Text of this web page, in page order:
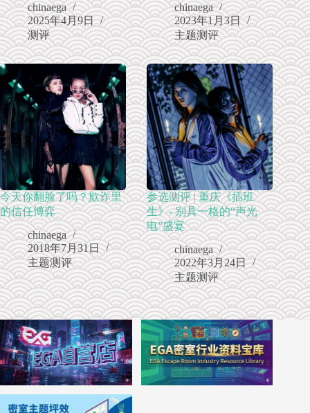
chinaega
2025年4月9日
测评
chinaega
2023年1月3日
主题测评
今天你翻脸了吗？欺诈里
的信任博弈
chinaega
2018年7月31日
主题测评
参选测评 | 重庆《插班
生》- 别具一格的“声光
电”盛宴
chinaega
2022年3月24日
主题测评